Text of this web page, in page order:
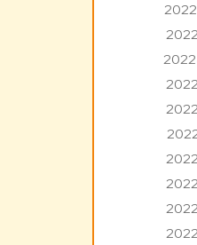
2022
2022
2022